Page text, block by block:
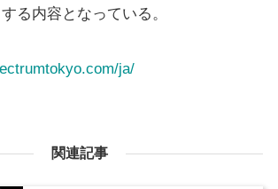
る内容となっている。
ja/
関連記事